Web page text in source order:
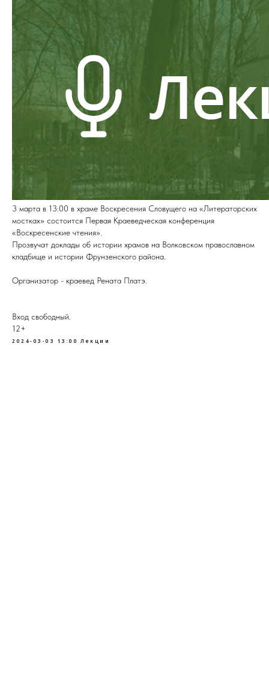
3 марта в 13:00 в храме Воскресения Словущего на «Литераторских
мостках» состоится Первая Краеведческая конференция
«Воскресенские чтения».
Прозвучат доклады об истории храмов на Волковском православном
кладбище и истории Фрунзенского района.
Организатор - краевед Рената Платэ.
Вход свободный.
12+
2024-03-03 13:00 Лекции